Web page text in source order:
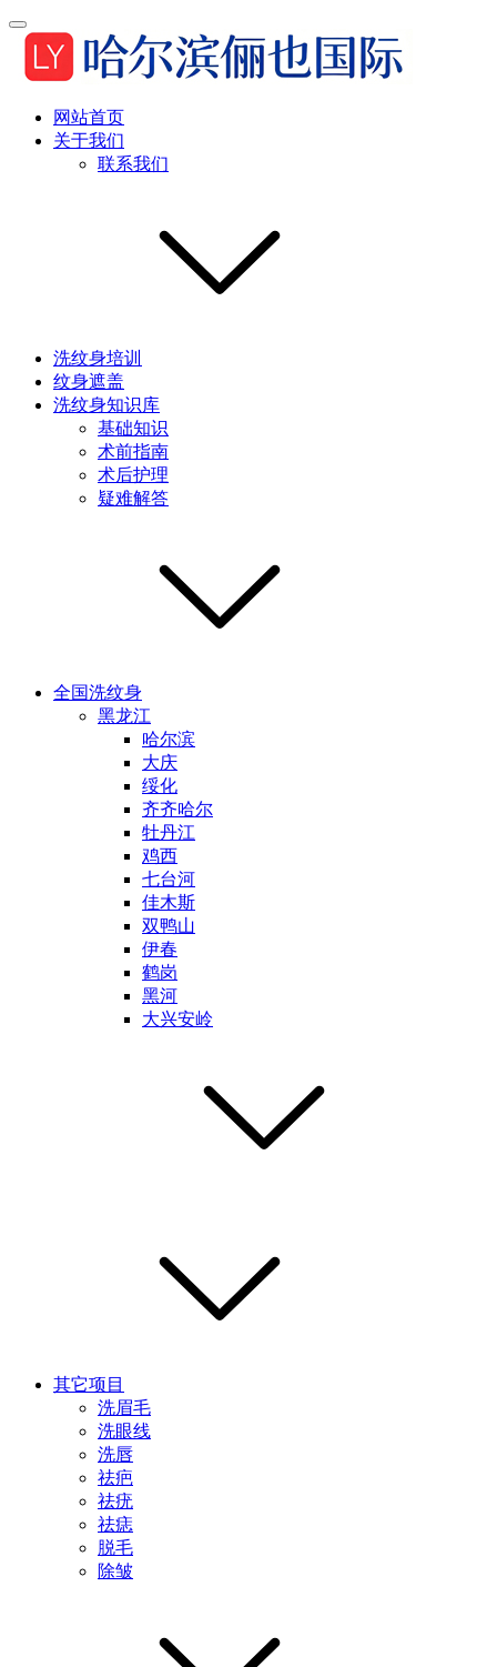
网站首页
关于我们
联系我们
洗纹身培训
纹身遮盖
洗纹身知识库
基础知识
术前指南
术后护理
疑难解答
全国洗纹身
黑龙江
哈尔滨
大庆
绥化
齐齐哈尔
牡丹江
鸡西
七台河
佳木斯
双鸭山
伊春
鹤岗
黑河
大兴安岭
其它项目
洗眉毛
洗眼线
洗唇
祛疤
祛疣
祛痣
脱毛
除皱